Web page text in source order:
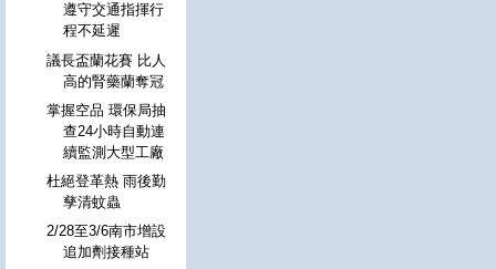
遵守交通指揮行
程不延遲
議長盃蘭花賽 比人
高的腎藥蘭奪冠
掌握空品 環保局抽
查24小時自動連
續監測大型工廠
杜絕登革熱 雨後勤
孳清蚊蟲
2/28至3/6南市增設
追加劑接種站